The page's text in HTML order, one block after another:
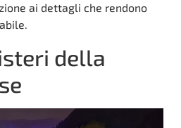
ai dettagli che rendono
della